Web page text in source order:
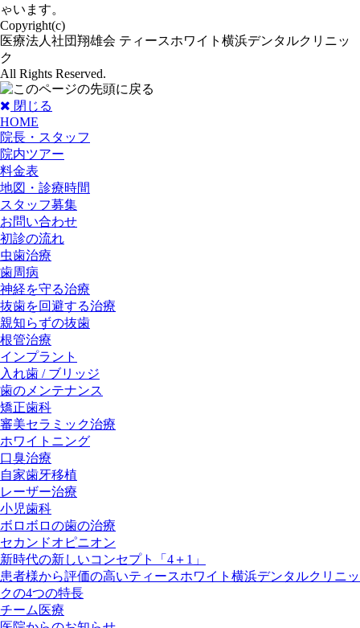
ゃいます。
Copyright(c)
医療法人社団翔雄会 ティースホワイト横浜デンタルクリニッ
ク
All Rights Reserved.
閉じる
HOME
院長・スタッフ
院内ツアー
料金表
地図・診療時間
スタッフ募集
お問い合わせ
初診の流れ
虫歯治療
歯周病
神経を守る治療
抜歯を回避する治療
親知らずの抜歯
根管治療
インプラント
入れ歯 / ブリッジ
歯のメンテナンス
矯正歯科
審美セラミック治療
ホワイトニング
口臭治療
自家歯牙移植
レーザー治療
小児歯科
ボロボロの歯の治療
セカンドオピニオン
新時代の新しいコンセプト「4＋1」
患者様から評価の高いティースホワイト横浜デンタルクリニッ
クの4つの特長
チーム医療